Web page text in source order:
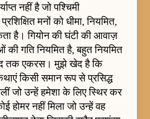
नहीं है जो पश्चिमी
मनों को धीमा, नियमित,
है। गियोन की घंटी की आवाज़
गति नियमित है, बहुत नियमित
तक एकरस। मुझे खेद है कि
किसी समान रूप से प्रसिद्ध
जो उन्हें हमेशा के लिए स्थिर कर
होमर नहीं मिला जो उन्हें वह